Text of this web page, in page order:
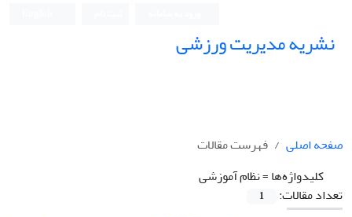
نشریه مدیریت ورزشی
صفحه اصلی
فهرست مقالات
کلیدواژه‌ها =نظام آموزشی
تعداد مقالات:
1